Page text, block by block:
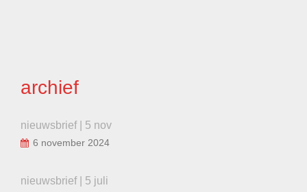
archief
nieuwsbrief | 5 nov
6 november 2024
nieuwsbrief | 5 juli